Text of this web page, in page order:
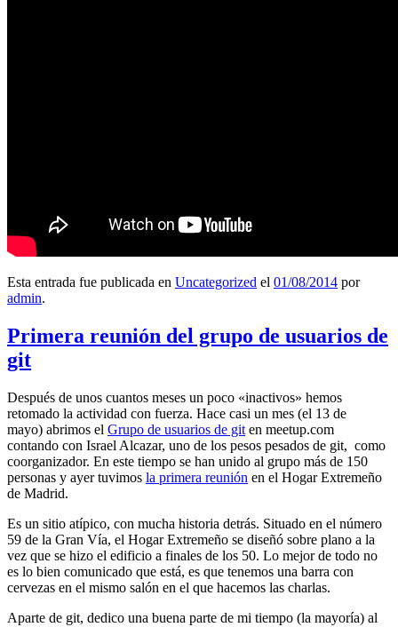
Esta entrada fue publicada en Uncategorized el 01/08/2014 por
admin.
Primera reunión del grupo de usuarios de
git
Después de unos cuantos meses un poco «inactivos» hemos
retomado la actividad con fuerza. Hace casi un mes (el 13 de
mayo) abrimos el Grupo de usuarios de git en meetup.com
contando con Israel Alcazar, uno de los pesos pesados de git, como
coorganizador. En este tiempo se han unido al grupo más de 150
personas y ayer tuvimos la primera reunión en el Hogar Extremeño
de Madrid.
Es un sitio atípico, con mucha historia detrás. Situado en el número
59 de la Gran Vía, el Hogar Extremeño se diseñó sobre plano a la
vez que se hizo el edificio a finales de los 50. Lo mejor de todo no
es lo bien comunicado que está, es que tenemos una barra con
cervezas en el mismo salón en el que hacemos las charlas.
Aparte de git, dedico una buena parte de mi tiempo (la mayoría) al